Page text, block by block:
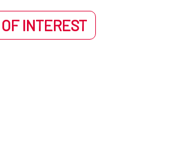
INTEREST